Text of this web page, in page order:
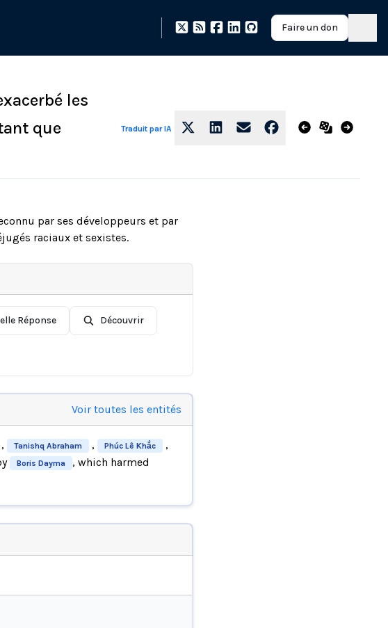
Faire un don
les
que
Traduit par IA
par ses développeurs et par
raciaux et sexistes.
Réponse Découvrir
Voir toutes les entités
, Tanishq Abraham , Phúc Lê Khắc ,
Boris Dayma , which harmed